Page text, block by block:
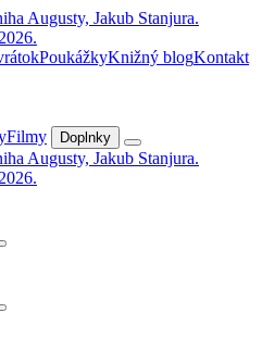
PoukážkyKnižný blogKontakt
Filmy Doplnky